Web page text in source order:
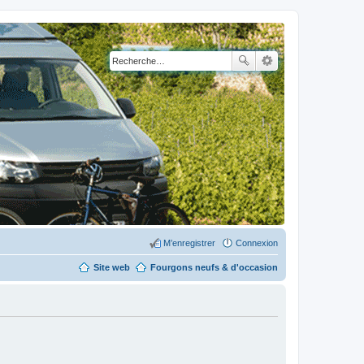
Connexion
M’enregistrer
Fourgons neufs & d'occasion
Site web